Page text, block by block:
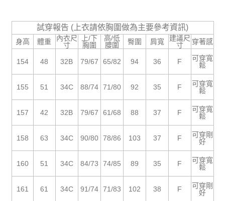
【注意事項】
１．透過由恩沛科技股份有限公司提供之「AFTEE先享後付」服務完成之交
易，需依本服務之必要範圍內提供個人資料，並將交易相關給付款項請求債
權轉讓予恩沛科技股份有限公司。
３．未成年的使用者請事先徵得法定代理人或監護人之同意方可使用
「AFTEE先享後付」，若未經同意申辦者引起之損失，本公司不負相關責
４．使用「AFTEE先享後付」時，將依據個別帳號之用戶狀況，依本公司即
５．嚴禁一人註冊多個帳號或使用他人資訊註冊。若發現惡意使用之情形，
恩沛科技股份有限公司將有權停止該用戶之使用額度並採取法律行動。
每筆NT$85，滿NT$799(含以上)免運費
海外宅配 查看運費
試穿報告 (上衣請依胸圍做為主要參考資訊)
身高 體重
內衣尺
寸
上/下
胸圍
高/低
腰圍
臀圍 肩寬
建議尺
寸
穿著感
154 48 32B 79/67 65/82 94 36 F
可穿寬
鬆
155 51 34C 88/74 71/80 92 35 F
可穿寬
鬆
157 42 32B 79/67 61/68 88 37 F
可穿寬
鬆
158 63 34C 90/80 78/86 103 37 F
可穿剛
好
160 51 34C 84/73 74/85 89 35 F
可穿寬
鬆
161 61 34C 91/74 71/83 102 38 F
可穿剛
好